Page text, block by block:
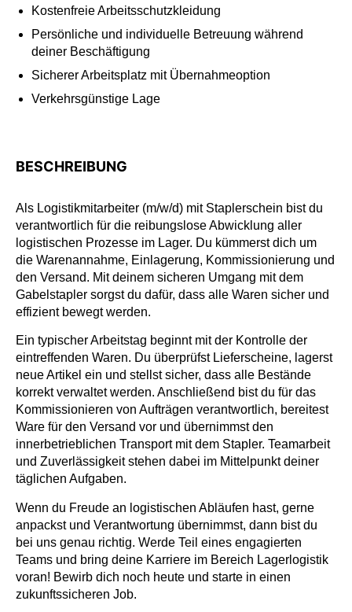
Kostenfreie Arbeitsschutzkleidung
Persönliche und individuelle Betreuung während
deiner Beschäftigung
Sicherer Arbeitsplatz mit Übernahmeoption
Verkehrsgünstige Lage
BESCHREIBUNG
Als Logistikmitarbeiter (m/w/d) mit Staplerschein bist du
verantwortlich für die reibungslose Abwicklung aller
logistischen Prozesse im Lager. Du kümmerst dich um
die Warenannahme, Einlagerung, Kommissionierung und
den Versand. Mit deinem sicheren Umgang mit dem
Gabelstapler sorgst du dafür, dass alle Waren sicher und
effizient bewegt werden.
Ein typischer Arbeitstag beginnt mit der Kontrolle der
eintreffenden Waren. Du überprüfst Lieferscheine, lagerst
neue Artikel ein und stellst sicher, dass alle Bestände
korrekt verwaltet werden. Anschließend bist du für das
Kommissionieren von Aufträgen verantwortlich, bereitest
Ware für den Versand vor und übernimmst den
innerbetrieblichen Transport mit dem Stapler. Teamarbeit
und Zuverlässigkeit stehen dabei im Mittelpunkt deiner
täglichen Aufgaben.
Wenn du Freude an logistischen Abläufen hast, gerne
anpackst und Verantwortung übernimmst, dann bist du
bei uns genau richtig. Werde Teil eines engagierten
Teams und bring deine Karriere im Bereich Lagerlogistik
voran! Bewirb dich noch heute und starte in einen
zukunftssicheren Job.